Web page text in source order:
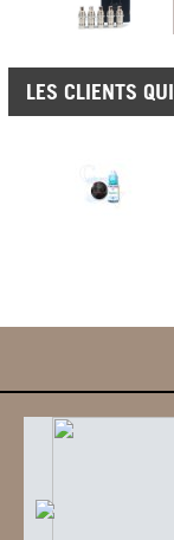
LES CLIENTS